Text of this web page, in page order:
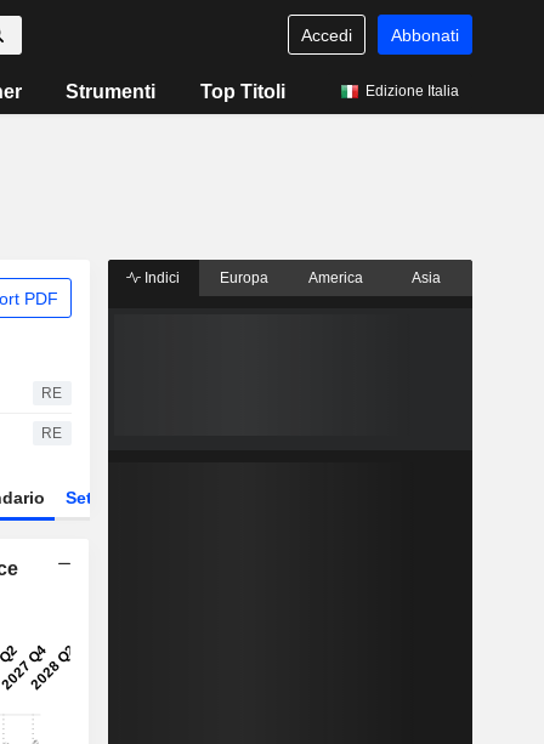
Accedi Abbonati
Strumenti Top Titoli Edizione Italia
PDF
RE
RE
Settore
Indici Europa America Asia